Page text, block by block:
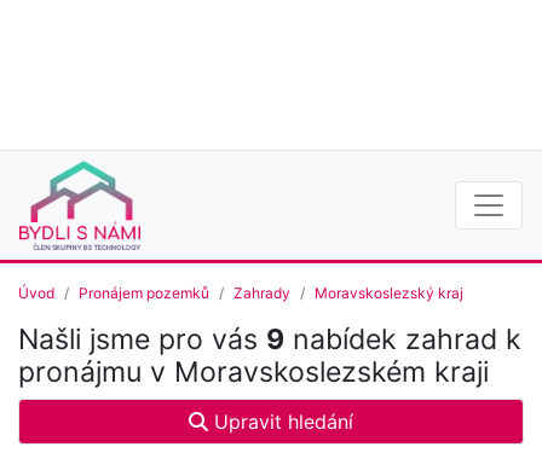
Úvod Pronájem pozemků Zahrady Moravskoslezský kraj
Našli jsme pro vás 9 nabídek zahrad k
pronájmu v Moravskoslezském kraji
Upravit hledání